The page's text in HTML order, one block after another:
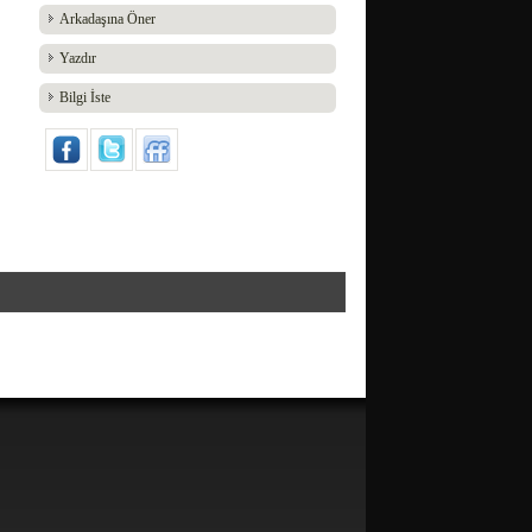
Arkadaşına Öner
Yazdır
Bilgi İste